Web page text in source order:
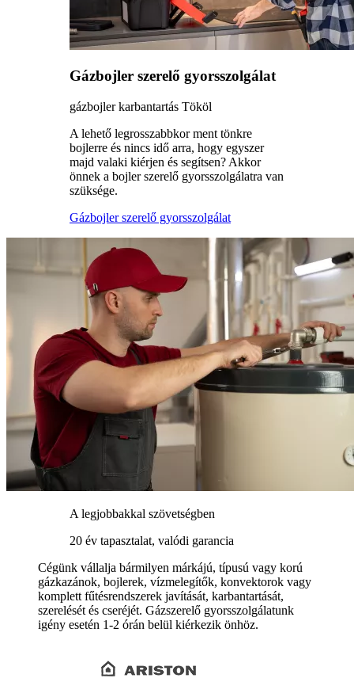
Gázbojler szerelő gyorsszolgálat
gázbojler karbantartás Tököl
A lehető legrosszabbkor ment tönkre
bojlerre és nincs idő arra, hogy egyszer
majd valaki kiérjen és segítsen? Akkor
önnek a bojler szerelő gyorsszolgálatra van
szüksége.
Gázbojler szerelő gyorsszolgálat
A legjobbakkal szövetségben
20 év tapasztalat, valódi garancia
Cégünk vállalja bármilyen márkájú, típusú vagy korú
gázkazánok, bojlerek, vízmelegítők, konvektorok vagy
komplett fűtésrendszerek javítását, karbantartását,
szerelését és cseréjét. Gázszerelő gyorsszolgálatunk
igény esetén 1-2 órán belül kiérkezik önhöz.